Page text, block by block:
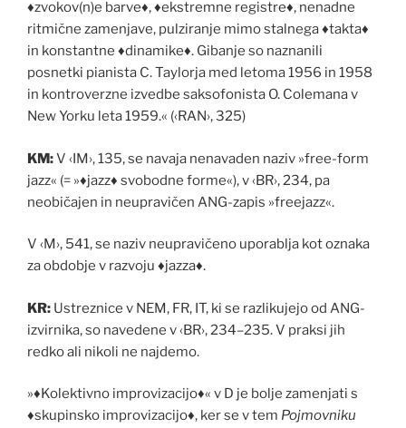
♦zvokov(n)e barve♦,♦ekstremne registre♦, nenadne
ritmične zamenjave, pulziranje mimo stalnega♦takta♦
in konstantne ♦dinamike♦. Gibanje so naznanili
posnetki pianista C. Taylorja med letoma 1956 in 1958
in kontroverzne izvedbe saksofonista O. Colemana v
New Yorku leta 1959.« (‹RAN›, 325)
KM:V ‹IM›, 135, se navaja nenavaden naziv »free-form
jazz« (= »♦jazz♦ svobodne forme«), v ‹BR›, 234, pa
neobičajen in neupravičen ANG-zapis »freejazz«.
V ‹M›, 541, se naziv neupravičeno uporablja kot oznaka
za obdobje v razvoju ♦jazza♦.
KR: Ustreznice v NEM, FR, IT, ki se razlikujejo od ANG-
izvirnika, so navedene v ‹BR›, 234–235. V praksi jih
redko ali nikoli ne najdemo.
»♦Kolektivno improvizacijo♦« v D je bolje zamenjati s
♦skupinsko improvizacijo♦, ker se v tem Pojmovniku